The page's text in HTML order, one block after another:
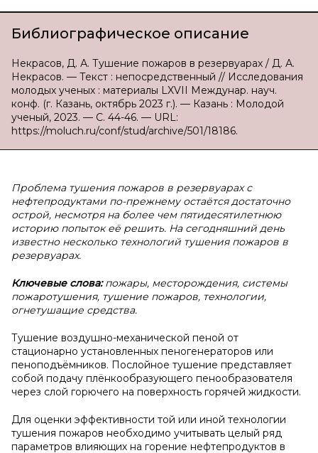
Библиографическое описание
Некрасов, Д. А. Тушение пожаров в резервуарах / Д. А.
Некрасов. — Текст : непосредственный // Исследования
молодых ученых : материалы LXVII Междунар. науч.
конф. (г. Казань, октябрь 2023 г.). — Казань : Молодой
ученый, 2023. — С. 44-46. — URL:
https://moluch.ru/conf/stud/archive/501/18186.
Проблема тушения пожаров в резервуарах с
нефтепродуктами по-прежнему остаётся достаточно
острой, несмотря на более чем пятидесятилетнюю
историю попыток её решить. На сегодняшний день
известно несколько технологий тушения пожаров в
резервуарах.
Ключевые слова:пожары, месторождения, системы
пожаротушения, тушение пожаров, технологии,
огнетушащие средства.
Тушение воздушно-механической пеной от
стационарно установленных пеногенераторов или
пеноподъёмников. Послойное тушение представляет
собой подачу плёнкообразующего пенообразователя
через слой горючего на поверхность горячей жидкости.
Для оценки эффективности той или иной технологии
тушения пожаров необходимо учитывать целый ряд
параметров влияющих на горение нефтепродуктов в